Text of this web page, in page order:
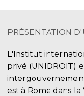
PRÉSENTATION
L'Institut
privé (UNIDROIT)
est à Rome dans